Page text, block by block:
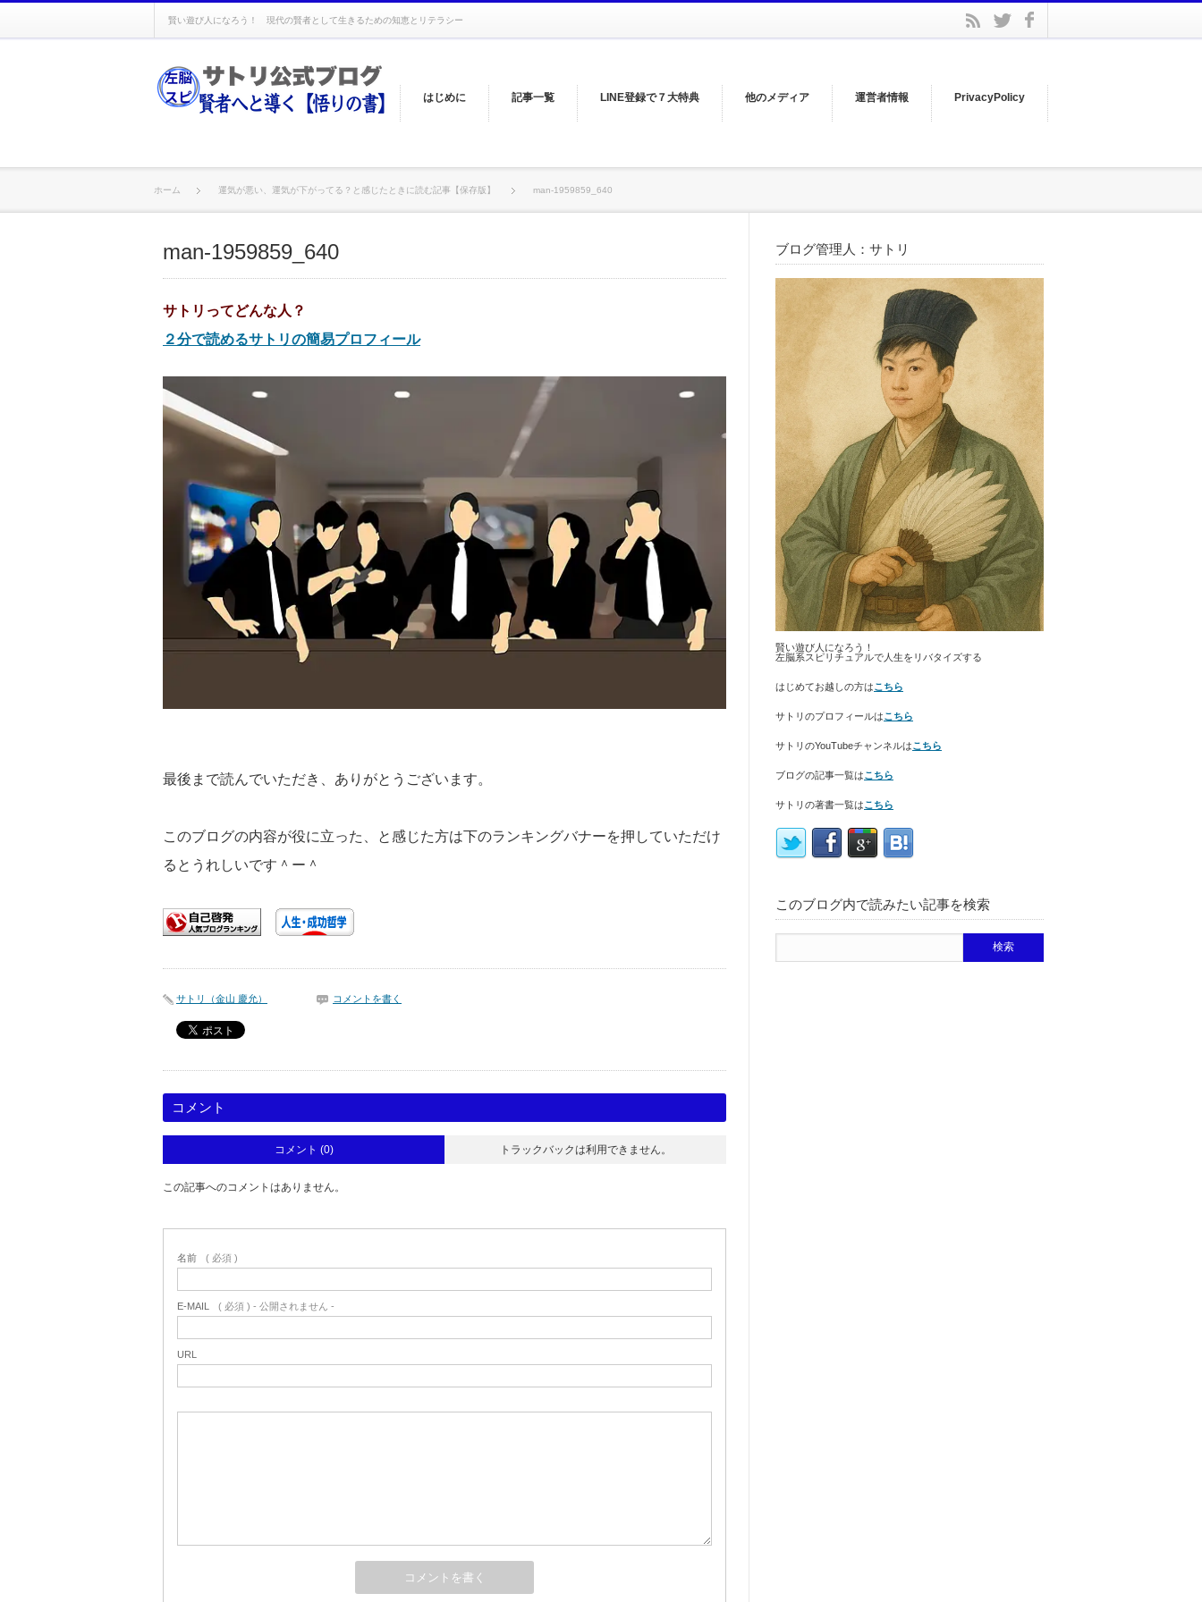
賢い遊び人になろう！ 現代の賢者として生きるための知恵とリテラシー
はじめに 記事一覧 LINE登録で７大特典 他のメディア 運営者情報 PrivacyPolicy
rss twitter
ホーム 運気が悪い、運気が下がってる？と感じたときに読む記事【保存版】 man-1959859_640
man-1959859_640
サトリってどんな人？
２分で読めるサトリの簡易プロフィール
最後まで読んでいただき、ありがとうございます。
このブログの内容が役に立った、と感じた方は下のランキングバナーを押していただけ
るとうれしいです＾ー＾
サトリ（金山 慶允） コメントを書く
コメント
コメント (0) トラックバックは利用できません。
この記事へのコメントはありません。
名前 ( 必須 )
E-MAIL ( 必須 ) - 公開されません -
URL
ブログ管理人：サトリ
賢い遊び人になろう！
左脳系スピリチュアルで人生をリバタイズする
はじめてお越しの方はこちら
サトリのプロフィールはこちら
サトリのYouTubeチャンネルはこちら
ブログの記事一覧はこちら
サトリの著書一覧はこちら
このブログ内で読みたい記事を検索